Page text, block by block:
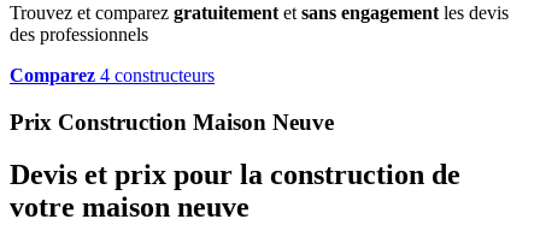
Trouvez et comparez gratuitement et sans engagement les devis
des professionnels
Comparez 4 constructeurs
Prix Construction Maison Neuve
Devis et prix pour la construction de
votre maison neuve